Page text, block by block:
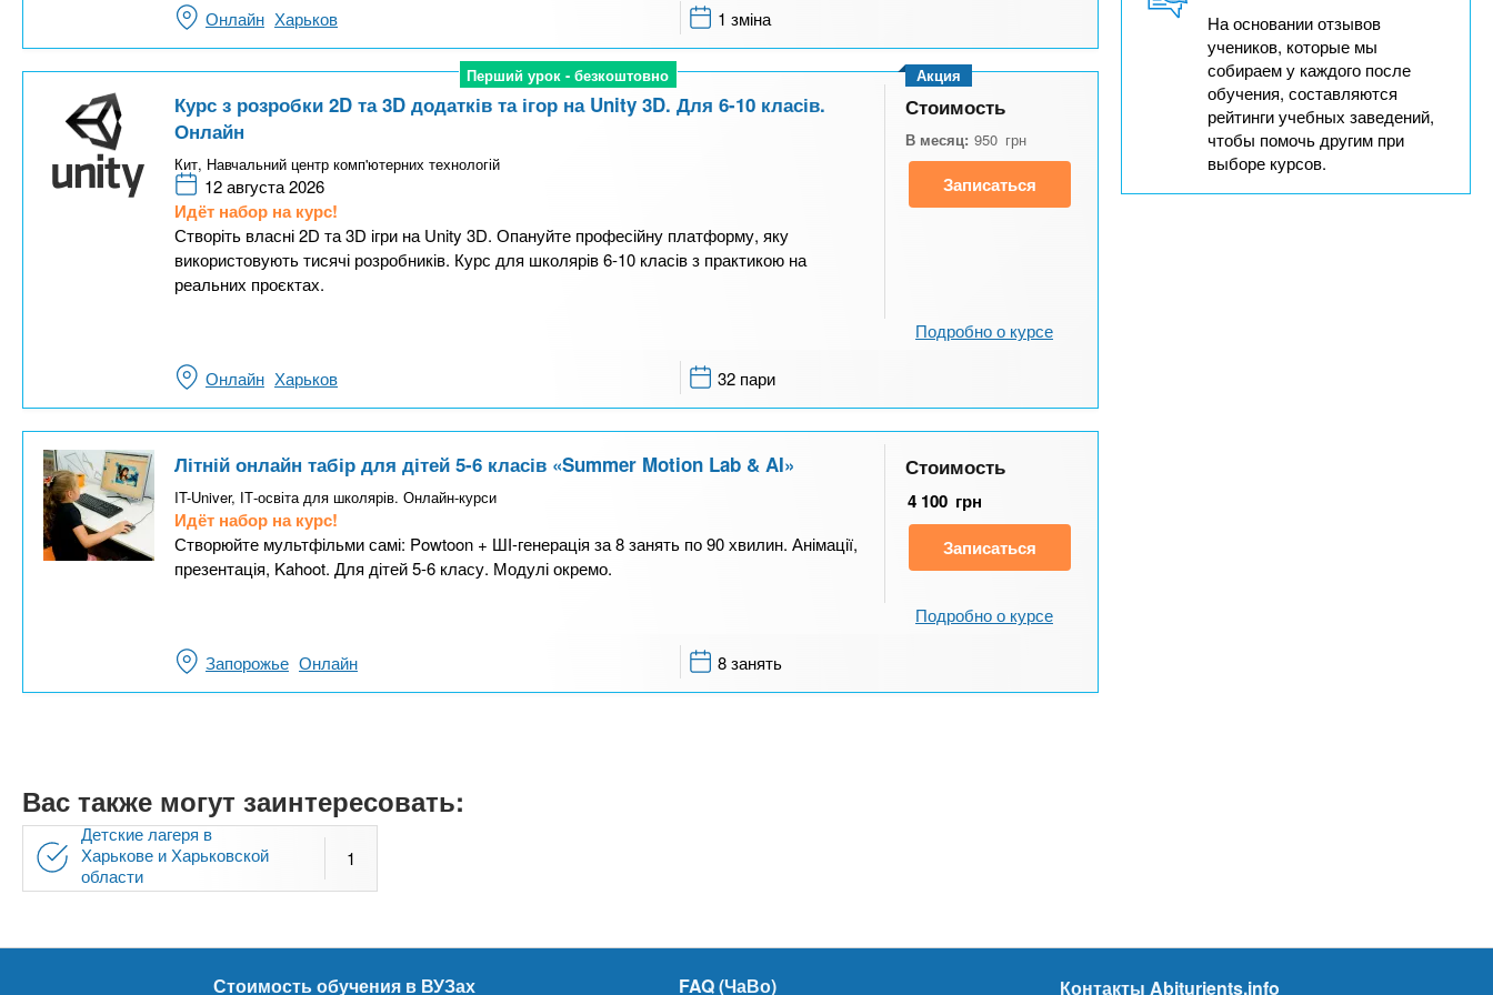
Онлайн Харьков 1 зміна
Перший урок - безкоштовно
Перший урок - безкоштовно
Курс з розробки 2D та 3D додатків та ігор на Unity 3D. Для 6-10 класів.
Онлайн
Кит, Навчальний центр комп'ютерних технологій
12 августа 2026
Идёт набор на курс!
Створіть власні 2D та 3D ігри на Unity 3D. Опануйте професійну платформу, яку
використовують тисячі розробників. Курс для школярів 6-10 класів з практикою на
реальних проєктах.
Акция
Стоимость
В месяц: 950 грн
Записаться
Подробно о курсе
Онлайн Харьков 32 пари
Літній онлайн табір для дітей 5-6 класів «Summer Motion Lab & AI»
IT-Univer, ІТ-освіта для школярів. Онлайн-курси
Идёт набор на курс!
Створюйте мультфільми самі: Powtoon + ШІ-генерація за 8 занять по 90 хвилин. Анімації,
презентація, Kahoot. Для дітей 5-6 класу. Модулі окремо.
Стоимость
4 100 грн
Записаться
Подробно о курсе
Запорожье Онлайн 8 занять
Вас также могут заинтересовать:
Детские лагеря в
Харькове и Харьковской
области
1
На основании отзывов
учеников, которые мы
собираем у каждого после
обучения, составляются
рейтинги учебных заведений,
чтобы помочь другим при
выборе курсов.
Стоимость обучения в ВУЗах FAQ (ЧаВо) Контакты Abiturients.info